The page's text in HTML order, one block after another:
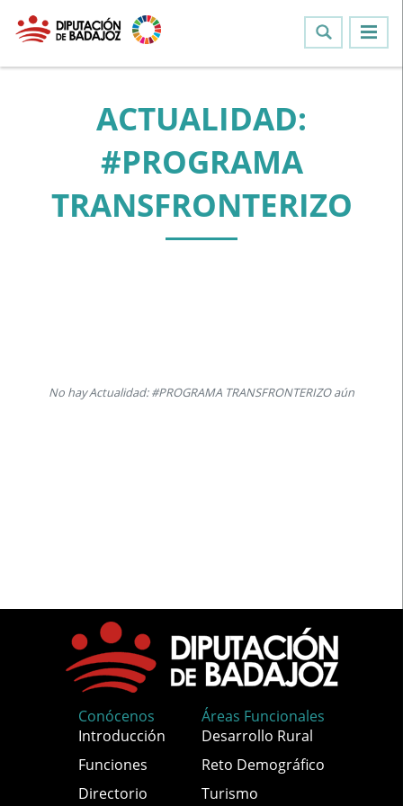
ACTUALIDAD:
#PROGRAMA
TRANSFRONTERIZO
No hay Actualidad: #PROGRAMA TRANSFRONTERIZO aún
Conócenos
Introducción
Funciones
Directorio
Áreas Funcionales
Desarrollo Rural
Reto Demográfico
Turismo